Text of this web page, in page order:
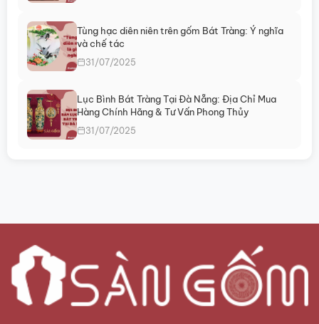
Tùng hạc diên niên trên gốm Bát Tràng: Ý nghĩa
và chế tác
31/07/2025
Lục Bình Bát Tràng Tại Đà Nẵng: Địa Chỉ Mua
Hàng Chính Hãng & Tư Vấn Phong Thủy
31/07/2025